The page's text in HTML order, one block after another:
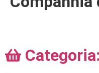
Categoria: